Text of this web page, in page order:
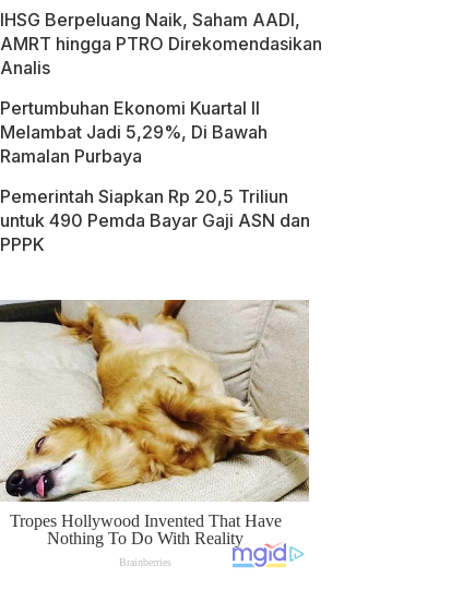
IHSG Berpeluang Naik, Saham AADI,
AMRT hingga PTRO Direkomendasikan
Analis
Pertumbuhan Ekonomi Kuartal II
Melambat Jadi 5,29%, Di Bawah
Ramalan Purbaya
Pemerintah Siapkan Rp 20,5 Triliun
untuk 490 Pemda Bayar Gaji ASN dan
PPPK